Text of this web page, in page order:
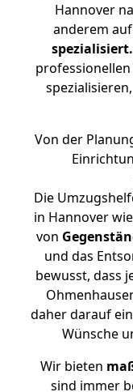
Hannover
anderem auf
spezialisiert.
Von der
Die
in Hannover
von
und das
bewusst, dass
daher darauf
Wünsche
Wir bieten
sind immer